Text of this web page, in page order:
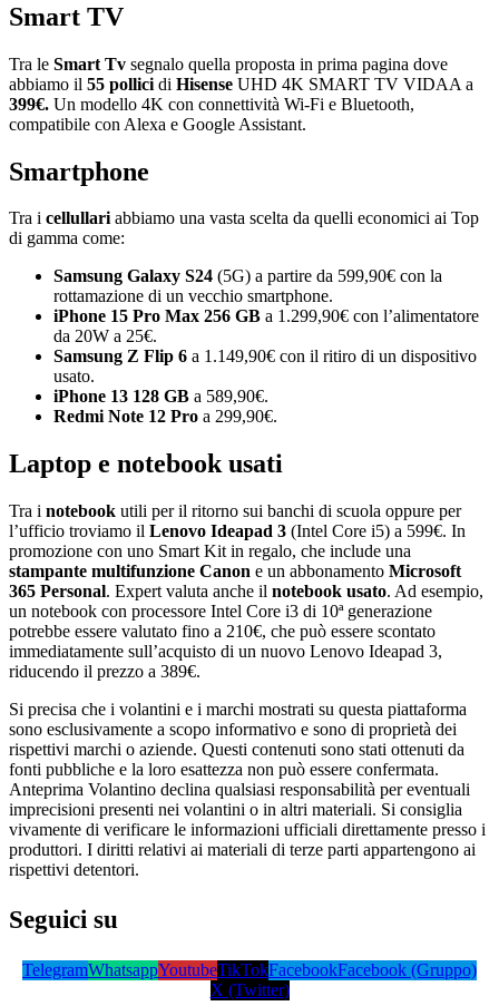
Smart TV
Tra le Smart Tv segnalo quella proposta in prima pagina dove
abbiamo il 55 pollici di Hisense UHD 4K SMART TV VIDAA a
399€. Un modello 4K con connettività Wi-Fi e Bluetooth,
compatibile con Alexa e Google Assistant.
Smartphone
Tra i cellullariabbiamo una vasta scelta da quelli economici ai Top
di gamma come:
Samsung Galaxy S24 (5G) a partire da 599,90€ con la
rottamazione di un vecchio smartphone.
iPhone 15 Pro Max 256 GB a 1.299,90€ con l’alimentatore
da 20W a 25€.
Samsung Z Flip 6 a 1.149,90€ con il ritiro di un dispositivo
usato.
iPhone 13 128 GB a 589,90€.
Redmi Note 12 Pro a 299,90€.
Laptop e notebook usati
Tra i notebook utili per il ritorno sui banchi di scuola oppure per
l’ufficio troviamo il Lenovo Ideapad 3 (Intel Core i5) a 599€. In
promozione con uno Smart Kit in regalo, che include una
stampante multifunzione Canon e un abbonamento Microsoft
365 Personal. Expert valuta anche il notebook usato. Ad esempio,
un notebook con processore Intel Core i3 di 10ª generazione
potrebbe essere valutato fino a 210€, che può essere scontato
immediatamente sull’acquisto di un nuovo Lenovo Ideapad 3,
riducendo il prezzo a 389€.
Si precisa che i volantini e i marchi mostrati su questa piattaforma
sono esclusivamente a scopo informativo e sono di proprietà dei
rispettivi marchi o aziende. Questi contenuti sono stati ottenuti da
fonti pubbliche e la loro esattezza non può essere confermata.
Anteprima Volantino declina qualsiasi responsabilità per eventuali
imprecisioni presenti nei volantini o in altri materiali. Si consiglia
vivamente di verificare le informazioni ufficiali direttamente presso i
produttori. I diritti relativi ai materiali di terze parti appartengono ai
rispettivi detentori.
Seguici su
TelegramWhatsappYoutubeTikTokFacebookFacebook (Gruppo)
X (Twitter)